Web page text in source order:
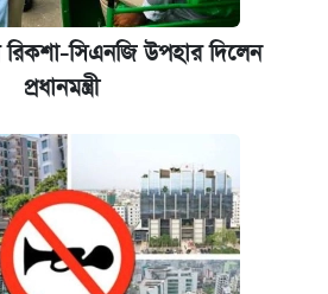
সিএনজি উপহার দিলেন
প্রধানমন্ত্রী